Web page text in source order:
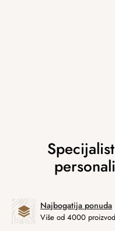
Najbogatija ponuda
Više od 4000